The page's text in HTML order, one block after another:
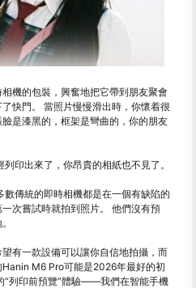
機的包裝，興奮地把它帶到朋友聚會
快門。 當照片慢慢滑出時，你懷着很
是漆黑的，框架是彎曲的，你的朋友
印出來了，你昂貴的相紙也不見了。
傳統的即時相機都是在一個有缺陷的
次嘗試時就拍到照片。 他們沒有預
有一款設備可以讓你自信地拍攝，而
M6 Pro可能是2026年最好的初
“列印前預覽”體驗——我們在智能手機